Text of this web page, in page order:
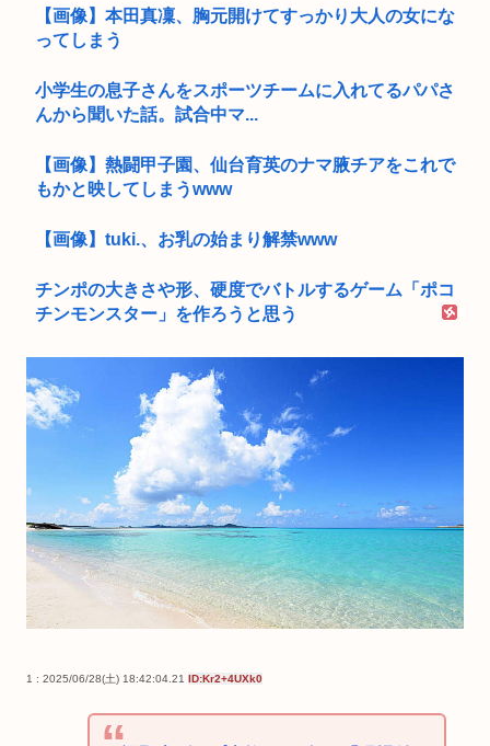
【画像】本田真凜、胸元開けてすっかり大人の女にな
ってしまう
小学生の息子さんをスポーツチームに入れてるパパさ
んから聞いた話。試合中マ...
【画像】熱闘甲子園、仙台育英のナマ腋チアをこれで
もかと映してしまうwww
【画像】tuki.、お乳の始まり解禁www
チンポの大きさや形、硬度でバトルするゲーム「ポコ
チンモンスター」を作ろうと思う
1 : 2025/06/28(土) 18:42:04.21 ID:Kr2+4UXk0